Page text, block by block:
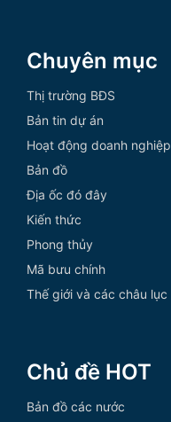
Chuyên mục
Thị trường BĐS
Bản tin dự án
Hoạt động doanh nghiệp
Bản đồ
Địa ốc đó đây
Kiến thức
Phong thủy
Mã bưu chính
Thế giới và các châu lục
Chủ đề HOT
Bản đồ các nước